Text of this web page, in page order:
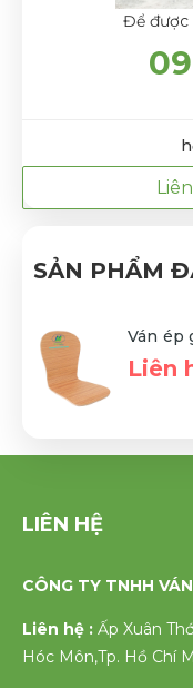
Để được
SẢN PHẨM
Ván ép
Liên
LIÊN HỆ
CÔNG TY TNHH
Liên hệ : Ấp Xuân
Hóc Môn,Tp. Hồ Chí